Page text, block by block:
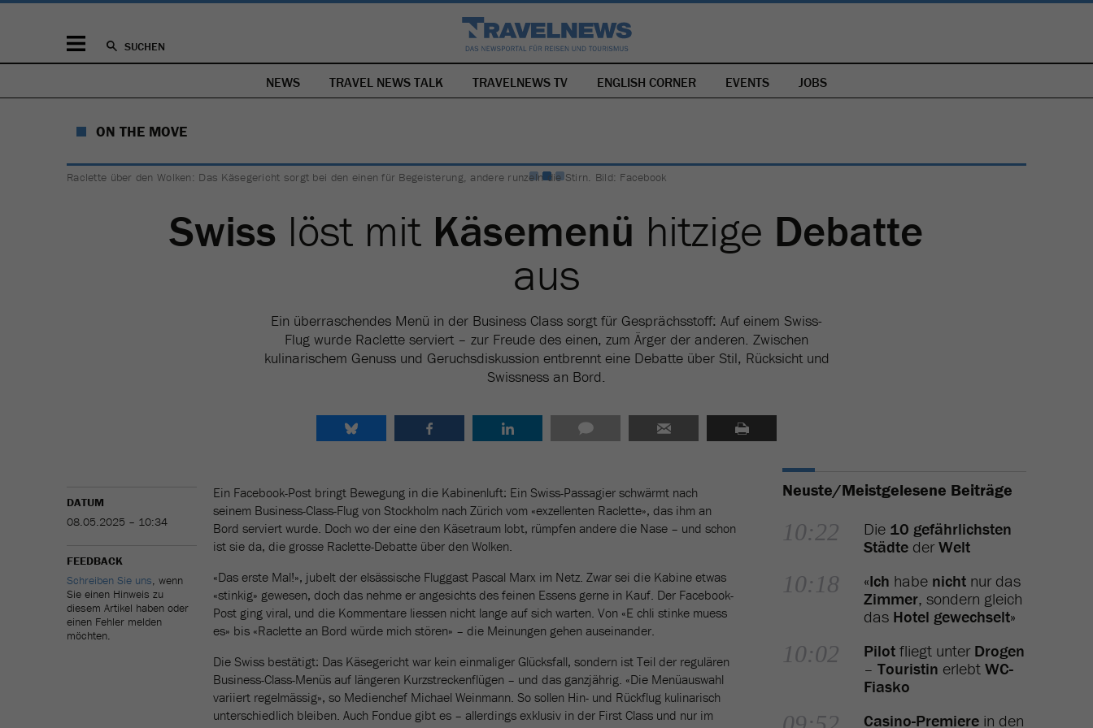
SUCHEN
NAVIGATION
ÜBERSPRINGEN
NEWS TRAVEL NEWS TALK TRAVELNEWS TV ENGLISH CORNER EVENTS JOBS
ON THE MOVE
Raclette über den Wolken: Das Käsegericht sorgt bei den einen für Begeisterung, andere runzeln die Stirn. Bild: Facebook
Swiss löst mit Käsemenü hitzige Debatte
aus
Ein überraschendes Menü in der Business Class sorgt für Gesprächsstoff: Auf einem Swiss-
Flug wurde Raclette serviert – zur Freude des einen, zum Ärger der anderen. Zwischen
kulinarischem Genuss und Geruchsdiskussion entbrennt eine Debatte über Stil, Rücksicht und
Swissness an Bord.
DATUM
08.05.2025 – 10:34
FEEDBACK
Schreiben Sie uns, wenn
Sie einen Hinweis zu
diesem Artikel haben oder
einen Fehler melden
möchten.
Ein Facebook-Post bringt Bewegung in die Kabinenluft: Ein Swiss-Passagier schwärmt nach
seinem Business-Class-Flug von Stockholm nach Zürich vom «exzellenten Raclette», das ihm an
Bord serviert wurde. Doch wo der eine den Käsetraum lobt, rümpfen andere die Nase – und schon
ist sie da, die grosse Raclette-Debatte über den Wolken.
«Das erste Mal!», jubelt der elsässische Fluggast Pascal Marx im Netz. Zwar sei die Kabine etwas
«stinkig» gewesen, doch das nehme er angesichts des feinen Essens gerne in Kauf. Der Facebook-
Post ging viral, und die Kommentare liessen nicht lange auf sich warten. Von «E chli stinke muess
es» bis «Raclette an Bord würde mich stören» – die Meinungen gehen auseinander.
Die Swiss bestätigt: Das Käsegericht war kein einmaliger Glücksfall, sondern ist Teil der regulären
Business-Class-Menüs auf längeren Kurzstreckenflügen – und das ganzjährig. «Die Menüauswahl
variiert regelmässig», so Medienchef Michael Weinmann. So sollen Hin- und Rückflug kulinarisch
unterschiedlich bleiben. Auch Fondue gibt es – allerdings exklusiv in der First Class und nur im
Neuste/Meistgelesene Beiträge
10:22 Die 10 gefährlichsten
Städte derWelt
10:18 «Ich habe nicht nur das
Zimmer, sondern gleich
das Hotel gewechselt»
10:02 Pilot fliegt unter Drogen
– Touristin erlebt WC-
Fiasko
Casino-Premiere in den